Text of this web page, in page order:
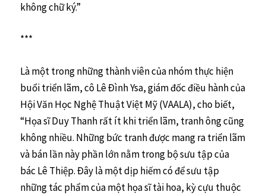
không chữ ký.”
***
Là một trong những thành viên của nhóm thực hiện
buổi triển lãm, cô Lê Ðình Ysa, giám đốc điều hành của
Hội Văn Học Nghệ Thuật Việt Mỹ (VAALA), cho biết,
“Họa sĩ Duy Thanh rất ít khi triển lãm, tranh ông cũng
không nhiều. Những bức tranh được mang ra triển lãm
và bán lần này phần lớn nằm trong bộ sưu tập của
bác Lê Thiệp. Ðây là một dịp hiếm có để sưu tập
những tác phẩm của một họa sĩ tài hoa, kỳ cựu thuộc